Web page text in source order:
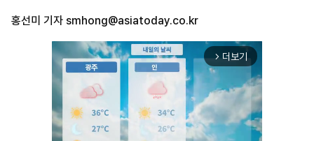
홍선미 기자 smhong@asiatoday.co.kr
arrow_forward_ios 더보기